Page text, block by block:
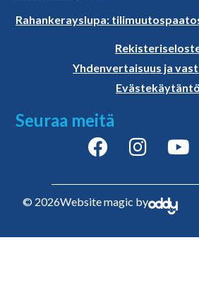
Rahankerayslupa:
Yhdenvertaisuus ja
Evästekäytäntö
Seuraa meitä
© 2026Website magic by